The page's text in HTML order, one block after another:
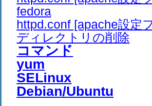
fedora
httpd.conf [apache設定
ディレクトリの削除
コマンド
yum
SELinux
Debian/Ubuntu